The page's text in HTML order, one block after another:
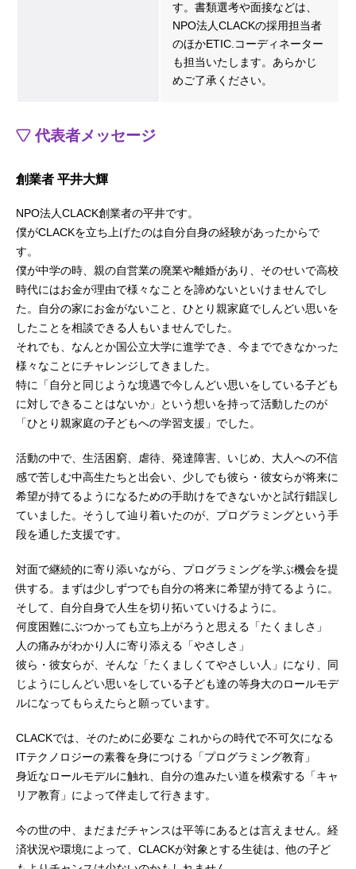
す。書類選考や面接などは、
NPO法人CLACKの採用担当者
のほかETIC.コーディネーター
も担当いたします。あらかじ
めご了承ください。
代表者メッセージ
創業者 平井大輝
NPO法人CLACK創業者の平井です。
僕がCLACKを立ち上げたのは自分自身の経験があったからで
す。
僕が中学の時、親の自営業の廃業や離婚があり、そのせいで高校
時代にはお金が理由で様々なことを諦めないといけませんでし
た。自分の家にお金がないこと、ひとり親家庭でしんどい思いを
したことを相談できる人もいませんでした。
それでも、なんとか国公立大学に進学でき、今までできなかった
様々なことにチャレンジしてきました。
特に「自分と同じような境遇で今しんどい思いをしている子ども
に対しできることはないか」という想いを持って活動したのが
「ひとり親家庭の子どもへの学習支援」でした。
活動の中で、生活困窮、虐待、発達障害、いじめ、大人への不信
感で苦しむ中高生たちと出会い、少しでも彼ら・彼女らが将来に
希望が持てるようになるための手助けをできないかと試行錯誤し
ていました。そうして辿り着いたのが、プログラミングという手
段を通した支援です。
対面で継続的に寄り添いながら、プログラミングを学ぶ機会を提
供する。まずは少しずつでも自分の将来に希望が持てるように。
そして、自分自身で人生を切り拓いていけるように。
何度困難にぶつかっても立ち上がろうと思える「たくましさ」
人の痛みがわかり人に寄り添える「やさしさ」
彼ら・彼女らが、そんな「たくましくてやさしい人」になり、同
じようにしんどい思いをしている子ども達の等身大のロールモデ
ルになってもらえたらと願っています。
CLACKでは、そのために必要な これからの時代で不可欠になる
ITテクノロジーの素養を身につける「プログラミング教育」
身近なロールモデルに触れ、自分の進みたい道を模索する「キャ
リア教育」によって伴走して行きます。
今の世の中、まだまだチャンスは平等にあるとは言えません。経
済状況や環境によって、CLACKが対象とする生徒は、他の子ど